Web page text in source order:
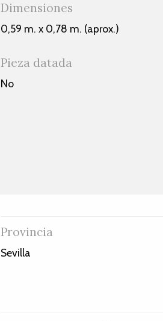
Dimensiones
0,59 m. x 0,78 m. (aprox.)
Pieza datada
No
Provincia
Sevilla